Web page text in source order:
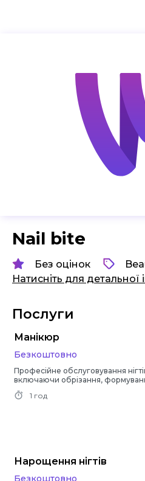
Nail bite
Без оцінок
Натисніть для детальної
Послуги
Манікюр
Безкоштовно
Професійне обслуговування
включаючи обрізання,
полірування.
1 год
Нарощення нігтів
Безкоштовно